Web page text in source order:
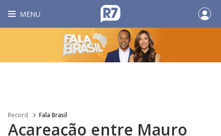
MENU
Record Fala Brasil
Acareação entre Mauro